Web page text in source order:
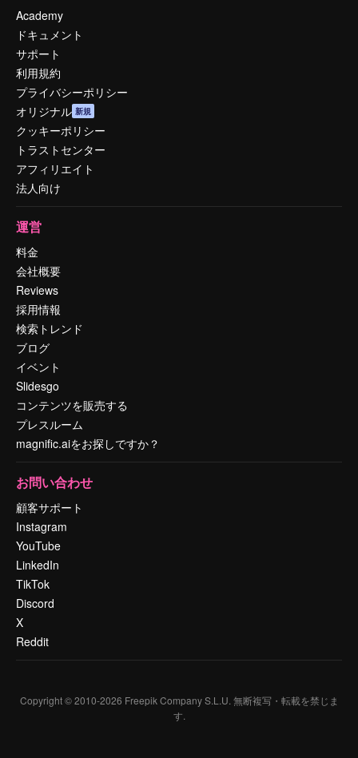
Academy
ドキュメント
サポート
利用規約
プライバシーポリシー
オリジナル 新規
クッキーポリシー
トラストセンター
アフィリエイト
法人向け
運営
料金
会社概要
Reviews
採用情報
検索トレンド
ブログ
イベント
Slidesgo
コンテンツを販売する
プレスルーム
magnific.aiをお探しですか？
お問い合わせ
顧客サポート
Instagram
YouTube
LinkedIn
TikTok
Discord
X
Reddit
Copyright © 2010-2026 Freepik Company S.L.U. 無断複写・転載を禁じま
す.